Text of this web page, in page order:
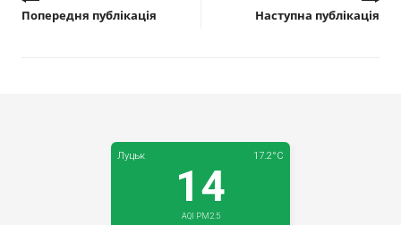
Попередня публікація Наступна публікація